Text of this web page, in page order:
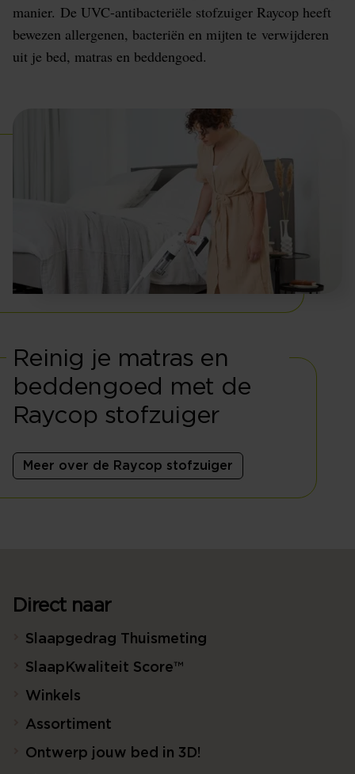
manier. De UVC-antibacteriële stofzuiger Raycop heeft
bewezen allergenen, bacteriën en mijten te verwijderen
uit je bed, matras en beddengoed.
Reinig je matras en
beddengoed met de
Raycop stofzuiger
Meer over de Raycop stofzuiger
Direct naar
Slaapgedrag Thuismeting
SlaapKwaliteit Score™
Winkels
Assortiment
Ontwerp jouw bed in 3D!